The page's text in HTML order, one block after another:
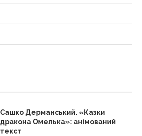
Сашко Дерманський. «Казки
дракона Омелька»: анімований
текст